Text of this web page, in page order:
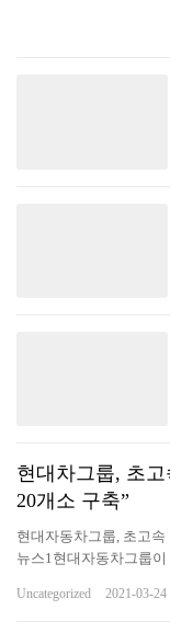
현대차그룹, 초
20개소 구축”
현대자동차그룹, 초고
뉴스1현대자동차그룹
고속 충전인프라 20개
Uncategorized 2021-03-24